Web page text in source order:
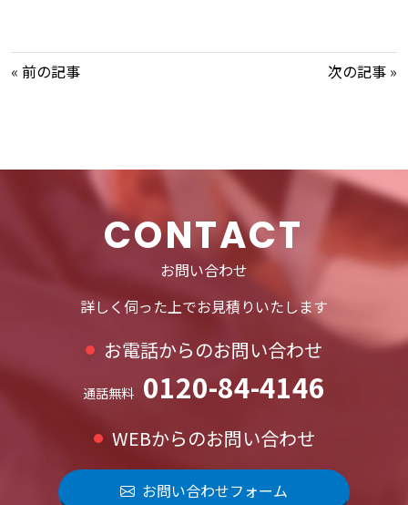
« 前の記事 次の記事 »
CONTACT
お問い合わせ
詳しく伺った上でお見積りいたします
お電話からのお問い合わせ
通話無料 0120-84-4146
WEBからのお問い合わせ
お問い合わせフォーム